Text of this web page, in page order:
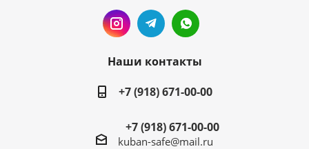
Наши контакты
+7 (918) 671-00-00
+7 (918) 671-00-00
kuban-safe@mail.ru